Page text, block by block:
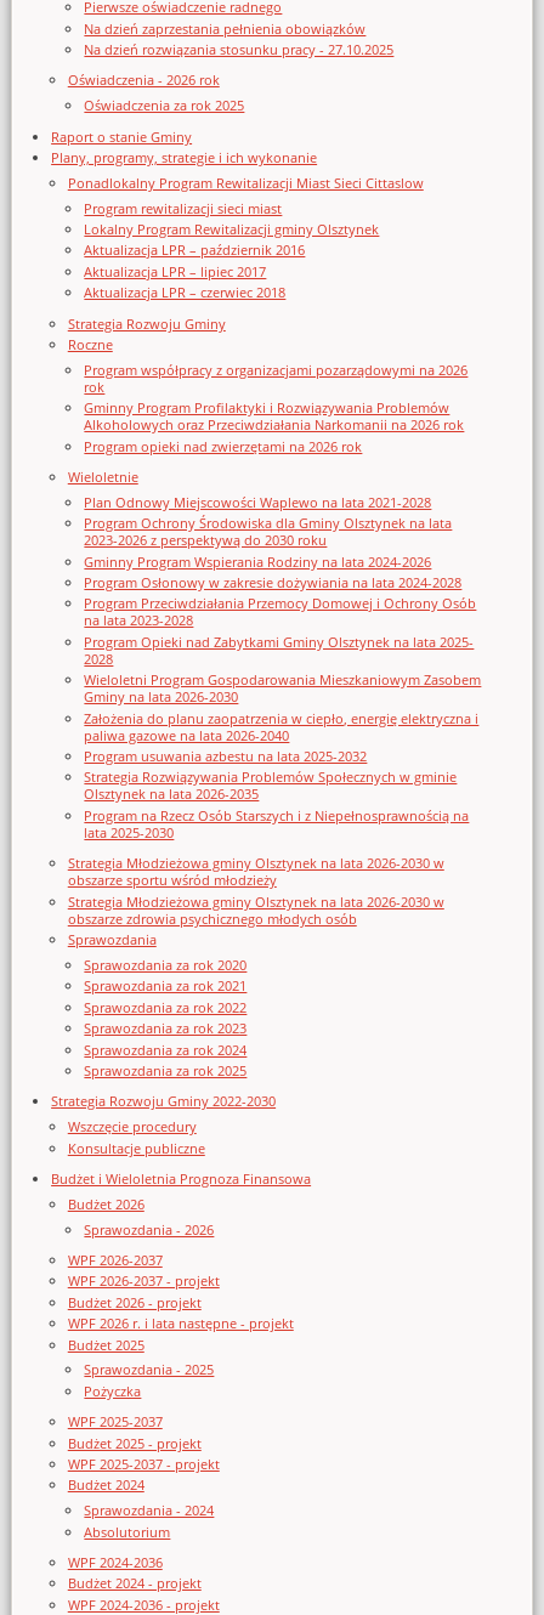
Pierwsze oświadczenie radnego
Na dzień zaprzestania pełnienia obowiązków
Na dzień rozwiązania stosunku pracy - 27.10.2025
Oświadczenia - 2026 rok
Oświadczenia za rok 2025
Raport o stanie Gminy
Plany, programy, strategie i ich wykonanie
Ponadlokalny Program Rewitalizacji Miast Sieci Cittaslow
Program rewitalizacji sieci miast
Lokalny Program Rewitalizacji gminy Olsztynek
Aktualizacja LPR – październik 2016
Aktualizacja LPR – lipiec 2017
Aktualizacja LPR – czerwiec 2018
Strategia Rozwoju Gminy
Roczne
Program współpracy z organizacjami pozarządowymi na 2026
rok
Gminny Program Profilaktyki i Rozwiązywania Problemów
Alkoholowych oraz Przeciwdziałania Narkomanii na 2026 rok
Program opieki nad zwierzętami na 2026 rok
Wieloletnie
Plan Odnowy Miejscowości Waplewo na lata 2021-2028
Program Ochrony Środowiska dla Gminy Olsztynek na lata
2023-2026 z perspektywą do 2030 roku
Gminny Program Wspierania Rodziny na lata 2024-2026
Program Osłonowy w zakresie dożywiania na lata 2024-2028
Program Przeciwdziałania Przemocy Domowej i Ochrony Osób
na lata 2023-2028
Program Opieki nad Zabytkami Gminy Olsztynek na lata 2025-
2028
Wieloletni Program Gospodarowania Mieszkaniowym Zasobem
Gminy na lata 2026-2030
Założenia do planu zaopatrzenia w ciepło, energię elektryczna i
paliwa gazowe na lata 2026-2040
Program usuwania azbestu na lata 2025-2032
Strategia Rozwiązywania Problemów Społecznych w gminie
Olsztynek na lata 2026-2035
Program na Rzecz Osób Starszych i z Niepełnosprawnością na
lata 2025-2030
Strategia Młodzieżowa gminy Olsztynek na lata 2026-2030 w
obszarze sportu wśród młodzieży
Strategia Młodzieżowa gminy Olsztynek na lata 2026-2030 w
obszarze zdrowia psychicznego młodych osób
Sprawozdania
Sprawozdania za rok 2020
Sprawozdania za rok 2021
Sprawozdania za rok 2022
Sprawozdania za rok 2023
Sprawozdania za rok 2024
Sprawozdania za rok 2025
Strategia Rozwoju Gminy 2022-2030
Wszczęcie procedury
Konsultacje publiczne
Budżet i Wieloletnia Prognoza Finansowa
Budżet 2026
Sprawozdania - 2026
WPF 2026-2037
WPF 2026-2037 - projekt
Budżet 2026 - projekt
WPF 2026 r. i lata następne - projekt
Budżet 2025
Sprawozdania - 2025
Pożyczka
WPF 2025-2037
Budżet 2025 - projekt
WPF 2025-2037 - projekt
Budżet 2024
Sprawozdania - 2024
Absolutorium
WPF 2024-2036
Budżet 2024 - projekt
WPF 2024-2036 - projekt